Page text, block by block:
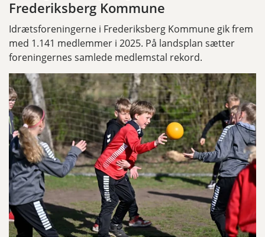
Frederiksberg Kommune
Idrætsforeningerne i Frederiksberg Kommune gik frem
med 1.141 medlemmer i 2025. På landsplan sætter
foreningernes samlede medlemstal rekord.